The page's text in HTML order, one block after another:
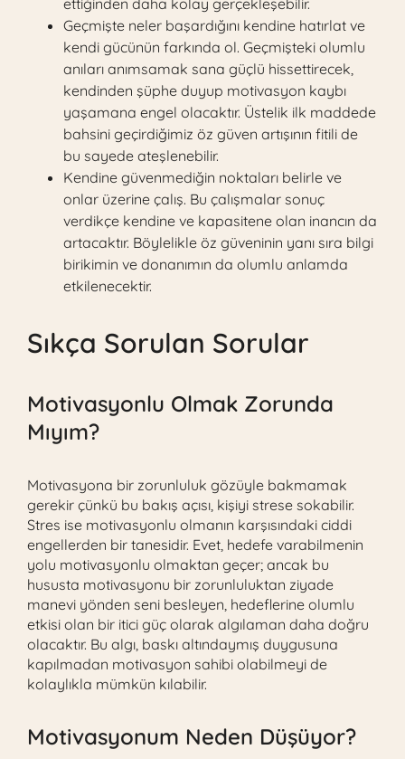
ettiğinden daha kolay gerçekleşebilir.
Geçmişte neler başardığını kendine hatırlat ve
kendi gücünün farkında ol. Geçmişteki olumlu
anıları anımsamak sana güçlü hissettirecek,
kendinden şüphe duyup motivasyon kaybı
yaşamana engel olacaktır. Üstelik ilk maddede
bahsini geçirdiğimiz öz güven artışının fitili de
bu sayede ateşlenebilir.
Kendine güvenmediğin noktaları belirle ve
onlar üzerine çalış. Bu çalışmalar sonuç
verdikçe kendine ve kapasitene olan inancın da
artacaktır. Böylelikle öz güveninin yanı sıra bilgi
birikimin ve donanımın da olumlu anlamda
etkilenecektir.
Sıkça Sorulan Sorular
Motivasyonlu Olmak Zorunda
Mıyım?
Motivasyona bir zorunluluk gözüyle bakmamak
gerekir çünkü bu bakış açısı, kişiyi strese sokabilir.
Stres ise motivasyonlu olmanın karşısındaki ciddi
engellerden bir tanesidir. Evet, hedefe varabilmenin
yolu motivasyonlu olmaktan geçer; ancak bu
hususta motivasyonu bir zorunluluktan ziyade
manevi yönden seni besleyen, hedeflerine olumlu
etkisi olan bir itici güç olarak algılaman daha doğru
olacaktır. Bu algı, baskı altındaymış duygusuna
kapılmadan motivasyon sahibi olabilmeyi de
kolaylıkla mümkün kılabilir.
Motivasyonum Neden Düşüyor?